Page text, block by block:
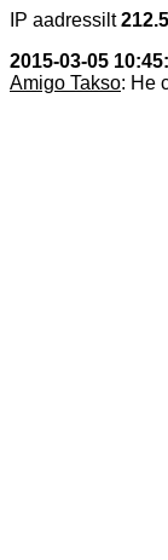
IP aadressilt
2015-03-05
Amigo Takso: Не